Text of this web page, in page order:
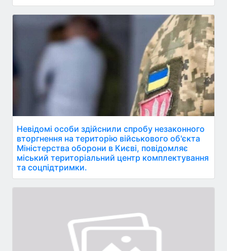
Невідомі особи здійснили спробу незаконного
вторгнення на територію військового об'єкта
Міністерства оборони в Києві, повідомляє
міський територіальний центр комплектування
та соцпідтримки.